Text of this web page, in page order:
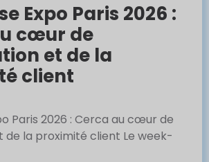
Expo Paris 2026 :
cœur de
et de la
client
Paris 2026 : Cerca au cœur de
de la proximité client Le week-